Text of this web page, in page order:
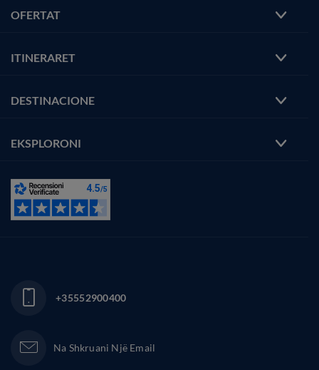
OFERTAT
ITINERARET
DESTINACIONE
EKSPLORONI
+35552900400
Na Shkruani Një Email